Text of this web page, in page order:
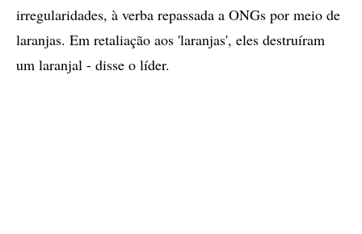
irregularidades, à verba repassada a ONGs por meio de
laranjas. Em retaliação aos 'laranjas', eles destruíram
um laranjal - disse o líder.